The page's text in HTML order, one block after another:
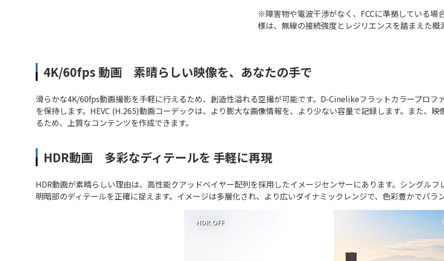
※障害物や電波干渉がなく、FCCに準拠している
様は、無線の接続強度とレジリエンスを踏まえた概
4K/60fps 動画 素晴らしい映像を、あなたの手で
滑らかな4K/60fps動画撮影を手軽に行えるため、創造性溢れる空撮が可能です。D-Cinelikeフラットカラープロ
を保持します。HEVC (H.265)動画コーデックは、より膨大な画像情報を、より少ない容量で記録します。また、
るため、上質なコンテンツを作成できます。
HDR動画 多彩なディテールを 手軽に再現
HDR動画が素晴らしい理由は、高性能クアッドベイヤー配列を採用したイメージセンサーにあります。シングル
明暗部のディテールを正確に捉えます。イメージは多層化され、より広いダイナミックレンジで、色彩豊かでバラ